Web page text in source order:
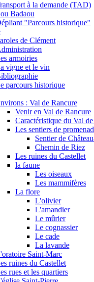
à la demande (TAD)
Badaou
"Parcours historique"
de Clément
armoiries
vigne et le vin
parcours historique
: Val de Rancure
Venir en Val de Rancure
Caractéristique du Val
Les sentiers de
Sentier de
Chemin de Riez
Les ruines du Castellet
la faune
Les oiseaux
Les mammifères
La flore
L'olivier
L'amandier
Le mûrier
Le cognassier
Le cade
La lavande
Saint-Marc
ruines du Castellet
rues et les quartiers